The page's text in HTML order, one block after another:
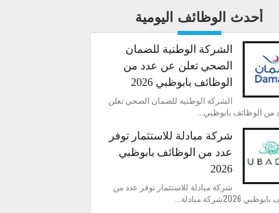
أحدث الوظائف اليومية
الشركة الوطنية للضمان
الصحي تعلن عن عدد من
الوظائف بابوظبي 2026
الشركة الوطنية للضمان الصحي تعلن
الوظائف بابوظبي...
شركة مبادلة للاستثمار توفر
عدد من الوظائف بابوظبي
2026
شركة مبادلة للاستثمار توفر عدد من
2026شركة مبادلة...